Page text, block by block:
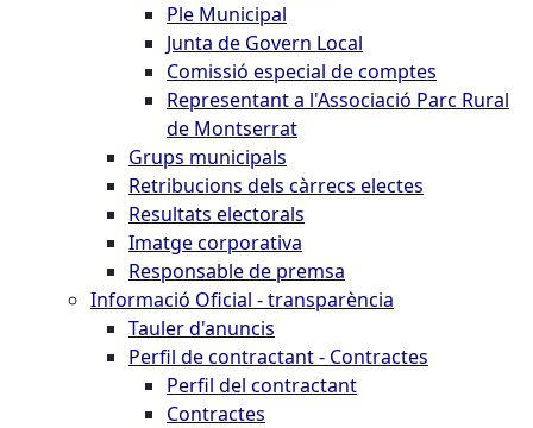
Ple Municipal
Junta de Govern Local
Comissió especial de comptes
Representant a l'Associació Parc Rural
de Montserrat
Grups municipals
Retribucions dels càrrecs electes
Resultats electorals
Imatge corporativa
Responsable de premsa
Informació Oficial - transparència
Tauler d'anuncis
Perfil de contractant - Contractes
Perfil del contractant
Contractes